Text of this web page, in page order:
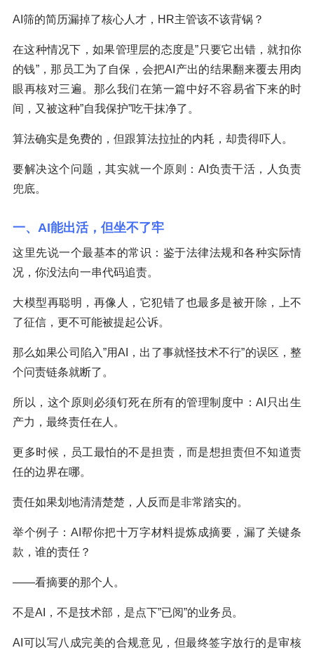
AI筛的简历漏掉了核心人才，HR主管该不该背锅？
在这种情况下，如果管理层的态度是”只要它出错，就扣你
的钱”，那员工为了自保，会把AI产出的结果翻来覆去用肉
眼再核对三遍。那么我们在第一篇中好不容易省下来的时
间，又被这种”自我保护”吃干抹净了。
算法确实是免费的，但跟算法拉扯的内耗，却贵得吓人。
要解决这个问题，其实就一个原则：AI负责干活，人负责
兜底。
一、AI能出活，但坐不了牢
这里先说一个最基本的常识：鉴于法律法规和各种实际情
况，你没法向一串代码追责。
大模型再聪明，再像人，它犯错了也最多是被开除，上不
了征信，更不可能被提起公诉。
那么如果公司陷入”用AI，出了事就怪技术不行”的误区，整
个问责链条就断了。
所以，这个原则必须钉死在所有的管理制度中：AI只出生
产力，最终责任在人。
更多时候，员工最怕的不是担责，而是想担责但不知道责
任的边界在哪。
责任如果划地清清楚楚，人反而是非常踏实的。
举个例子：AI帮你把十万字材料提炼成摘要，漏了关键条
款，谁的责任？
——看摘要的那个人。
不是AI，不是技术部，是点下”已阅”的业务员。
AI可以写八成完美的合规意见，但最终签字放行的是审核